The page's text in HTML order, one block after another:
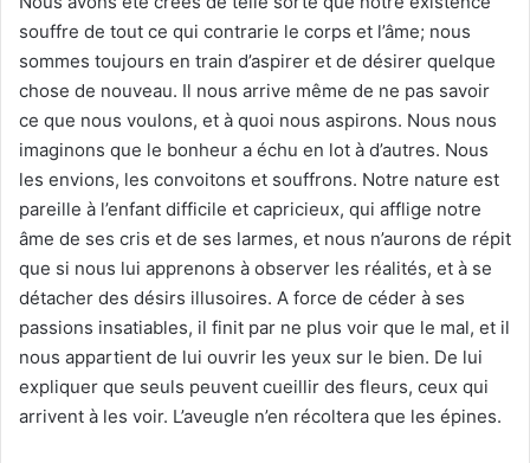
souffre de tout ce qui contrarie le corps et l’âme; nous
sommes toujours en train d’aspirer et de désirer quelque
chose de nouveau. Il nous arrive même de ne pas savoir
ce que nous voulons, et à quoi nous aspirons. Nous nous
imaginons que le bonheur a échu en lot à d’autres. Nous
les envions, les convoitons et souffrons. Notre nature est
pareille à l’enfant difficile et capricieux, qui afflige notre
âme de ses cris et de ses larmes, et nous n’aurons de répit
que si nous lui apprenons à observer les réalités, et à se
détacher des désirs illusoires. A force de céder à ses
passions insatiables, il finit par ne plus voir que le mal, et il
nous appartient de lui ouvrir les yeux sur le bien. De lui
expliquer que seuls peuvent cueillir des fleurs, ceux qui
arrivent à les voir. L’aveugle n’en récoltera que les épines.